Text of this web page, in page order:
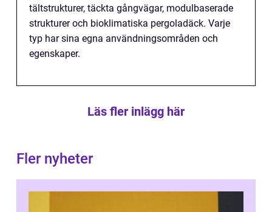
tältstrukturer, täckta gångvägar, modulbaserade
strukturer och bioklimatiska pergoladäck. Varje
typ har sina egna användningsområden och
egenskaper.
Läs fler inlägg här
Fler nyheter